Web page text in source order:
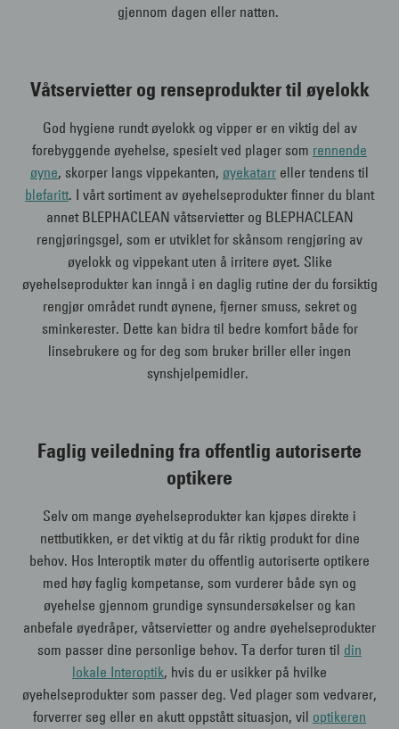
gjennom dagen eller natten.
Våtservietter og renseprodukter til øyelokk
God hygiene rundt øyelokk og vipper er en viktig del av
forebyggende øyehelse, spesielt ved plager som rennende
øyne, skorper langs vippekanten, øyekatarr eller tendens til
blefaritt. I vårt sortiment av øyehelseprodukter finner du blant
annet BLEPHACLEAN våtservietter og BLEPHACLEAN
rengjøringsgel, som er utviklet for skånsom rengjøring av
øyelokk og vippekant uten å irritere øyet. Slike
øyehelseprodukter kan inngå i en daglig rutine der du forsiktig
rengjør området rundt øynene, fjerner smuss, sekret og
sminkerester. Dette kan bidra til bedre komfort både for
linsebrukere og for deg som bruker briller eller ingen
synshjelpemidler.
Faglig veiledning fra offentlig autoriserte
optikere
Selv om mange øyehelseprodukter kan kjøpes direkte i
nettbutikken, er det viktig at du får riktig produkt for dine
behov. Hos Interoptik møter du offentlig autoriserte optikere
med høy faglig kompetanse, som vurderer både syn og
øyehelse gjennom grundige synsundersøkelser og kan
anbefale øyedråper, våtservietter og andre øyehelseprodukter
som passer dine personlige behov. Ta derfor turen til din
lokale Interoptik, hvis du er usikker på hvilke
øyehelseprodukter som passer deg. Ved plager som vedvarer,
forverrer seg eller en akutt oppstått situasjon, vil optikeren